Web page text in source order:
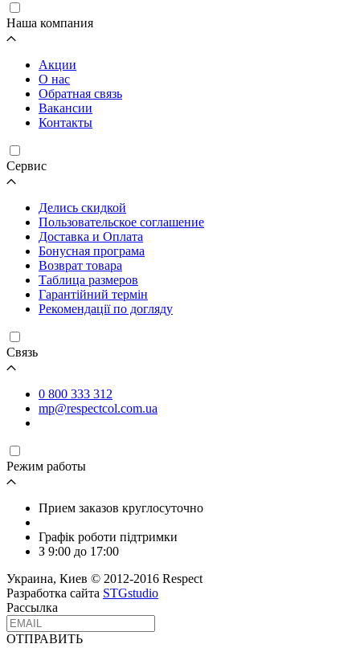
Наша компания
Акции
О нас
Обратная связь
Вакансии
Контакты
Cервис
Делись скидкой
Пользовательское соглашение
Доставка и Оплата
Бонусная програма
Возврат товара
Таблица размеров
Гарантійний термін
Рекомендації по догляду
Связь
0 800 333 312
mp@respectcol.com.ua
Режим работы
Прием заказов круглосуточно
Графік роботи підтримки
З 9:00 до 17:00
Украина, Киев © 2012-2016 Respect
Разработка сайта STGstudio
Рассылка
ОТПРАВИТЬ